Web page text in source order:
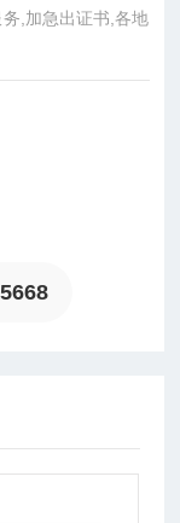
,加急出证书,各地